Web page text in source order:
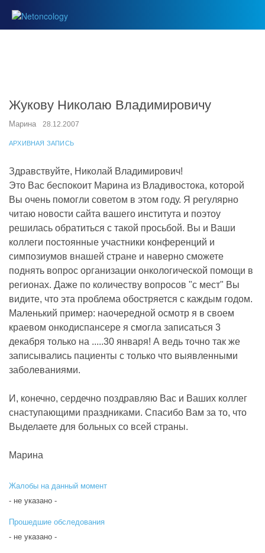
Жукову Николаю Владимировичу
Марина 28.12.2007
АРХИВНАЯ ЗАПИСЬ
Здравствуйте, Николай Владимирович!
Это Вас беспокоит Марина из Владивостока, которой
Вы очень помогли советом в этом году. Я регулярно
читаю новости сайта вашего института и поэтоу
решилась обратиться с такой просьбой. Вы и Ваши
коллеги постоянные участники конференций и
симпозиумов внашей стране и наверно сможете
поднять вопрос организации онкологической помощи в
регионах. Даже по количеству вопросов "с мест" Вы
видите, что эта проблема обостряется с каждым годом.
Маленький пример: наочередной осмотр я в своем
краевом онкодиспансере я смогла записаться 3
декабря только на .....30 января! А ведь точно так же
записывались пациенты с только что выявленными
заболеваниями.
И, конечно, сердечно поздравляю Вас и Ваших коллег
снаступающими праздниками. Спасибо Вам за то, что
Выделаете для больных со всей страны.
Марина
Жалобы на данный момент
- не указано -
Прошедшие обследования
- не указано -